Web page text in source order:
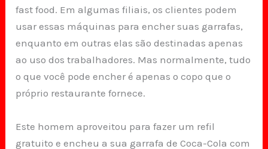
fast food. Em algumas filiais, os clientes podem
usar essas máquinas para encher suas garrafas,
enquanto em outras elas são destinadas apenas
ao uso dos trabalhadores. Mas normalmente, tudo
o que você pode encher é apenas o copo que o
próprio restaurante fornece.
Este homem aproveitou para fazer um refil
gratuito e encheu a sua garrafa de Coca-Cola com